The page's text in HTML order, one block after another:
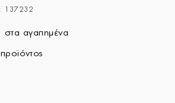
137232
στα αγαπημένα